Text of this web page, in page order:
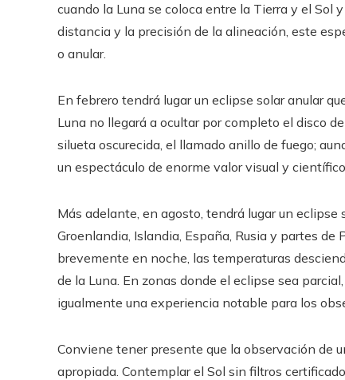
cuando la Luna se coloca entre la Tierra y el Sol
distancia y la precisión de la alineación, este
o anular.
En febrero tendrá lugar un eclipse solar anular
Luna no llegará a ocultar por completo el disco
silueta oscurecida, el llamado anillo de fuego;
un espectáculo de enorme valor visual y
Más adelante, en agosto, tendrá lugar un
Groenlandia, Islandia, España, Rusia y partes
brevemente en noche, las temperaturas
de la Luna. En zonas donde el eclipse sea
igualmente una experiencia notable para los
Conviene tener presente que la observación de
apropiada. Contemplar el Sol sin filtros